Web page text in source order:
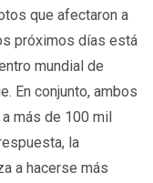
que afectaron a
próximos días está
mundial de
En conjunto, ambos
más de 100 mil
la
a hacerse más